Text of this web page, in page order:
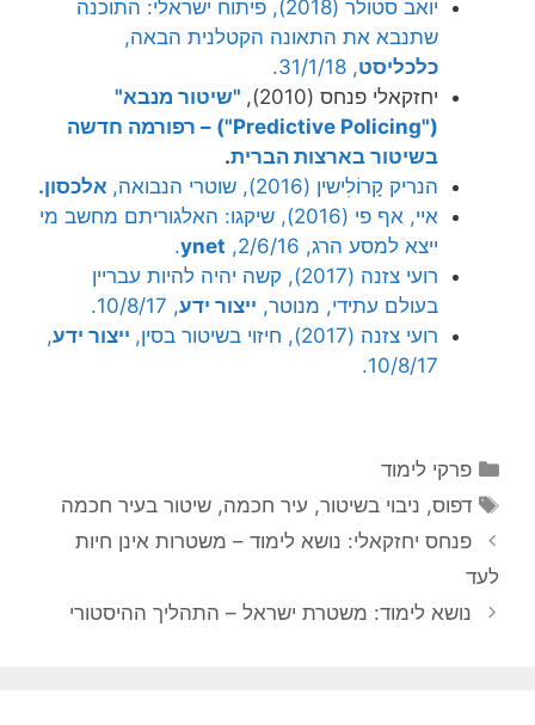
יואב סטולר (2018), פיתוח ישראלי: התוכנה
שתנבא את התאונה הקטלנית הבאה,
כלכליסט, 31/1/18.
יחזקאלי פנחס (2010),
"שיטור מנבא"
("Predictive Policing") – רפורמה חדשה
בשיטור בארצות הברית.
הנריק קָרוֹלִישין (2016), שוטרי הנבואה,
אלכסון.
איי, אף פי (2016), שיקגו: האלגוריתם מחשב מי
ייצא למסע הרג, 2/6/16,
ynet
.
רועי צזנה (2017), קשה יהיה להיות עבריין
בעולם עתידי, מנוטר, ייצור ידע, 10/8/17.
רועי צזנה (2017), חיזוי בשיטור בסין,
ייצור ידע,
10/8/17.
קטגוריות
פרקי לימוד
תגיות
דפוס, ניבוי בשיטור, עיר חכמה,שיטור בעיר חכמה
פנחס יחזקאלי: נושא לימוד – משטרות אינן חיות
לעד
נושא לימוד: משטרת ישראל – התהליך ההיסטורי